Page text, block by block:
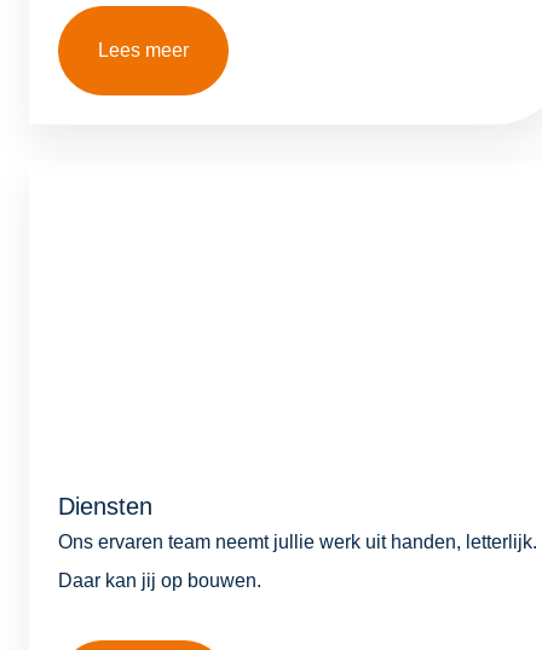
Lees meer
Diensten
Ons ervaren team neemt jullie werk uit handen, letterlijk.
Daar kan jij op bouwen.